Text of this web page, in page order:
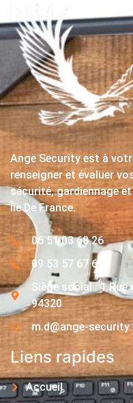
Ange Security est à
renseigner et évaluer
sécurité, gardiennage
Île De France.
06 51 03 68 26
09 53 57 67 63
Siège social : 1
94320
m.d@ange-
Liens rapides
Accueil